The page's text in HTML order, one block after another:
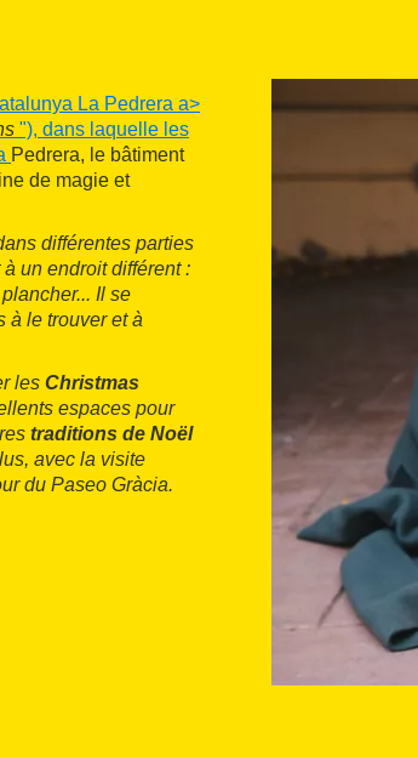
La Pedrera a>
"), dans laquelle les
Pedrera, le bâtiment
de magie et
différentes parties
un endroit différent :
Il se
à le trouver et à
les Christmas
espaces pour
traditions de Noël
avec la visite
du Paseo Gràcia.